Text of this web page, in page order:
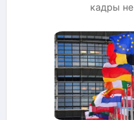
кадры